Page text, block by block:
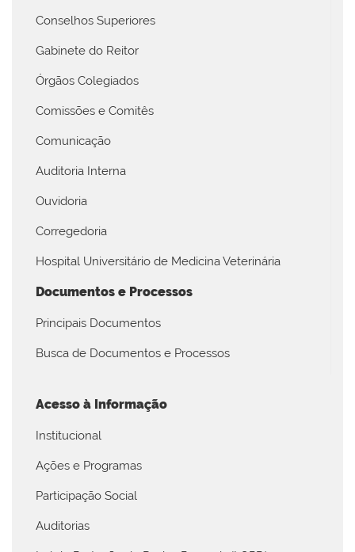
Conselhos Superiores
Gabinete do Reitor
Órgãos Colegiados
Comissões e Comitês
Comunicação
Auditoria Interna
Ouvidoria
Corregedoria
Hospital Universitário de Medicina Veterinária
Documentos e Processos
Principais Documentos
Busca de Documentos e Processos
Acesso à Informação
Institucional
Ações e Programas
Participação Social
Auditorias